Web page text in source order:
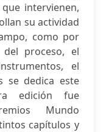
intervienen,
su actividad
como por
proceso, el
el
se dedica este
edición fue
Mundo
capítulos y